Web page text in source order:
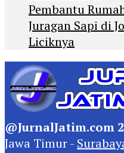
Pembantu
Juragan Sapi di
Liciknya
@JurnalJatim.com
Jawa Timur -